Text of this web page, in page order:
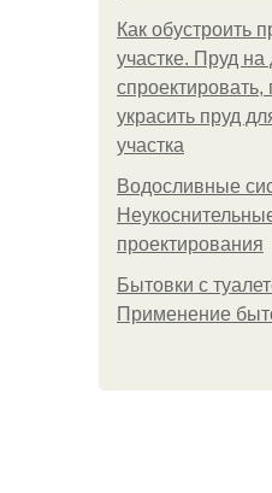
Как обустроить
участке. Пруд
спроектировать,
украсить пруд
участка
Водосливные
проектирования
Бытовки с
Применение